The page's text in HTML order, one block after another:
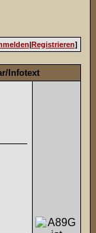
|Registrieren]
Infotext